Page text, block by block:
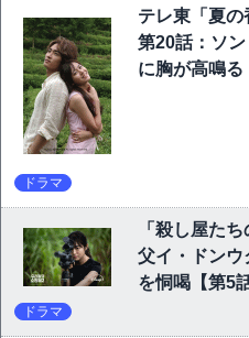
テレ東「夏の
第20話：ソ
に胸が高鳴る
ドラマ
「殺し屋た
父イ・ドンウ
を恫喝【第5
ドラマ